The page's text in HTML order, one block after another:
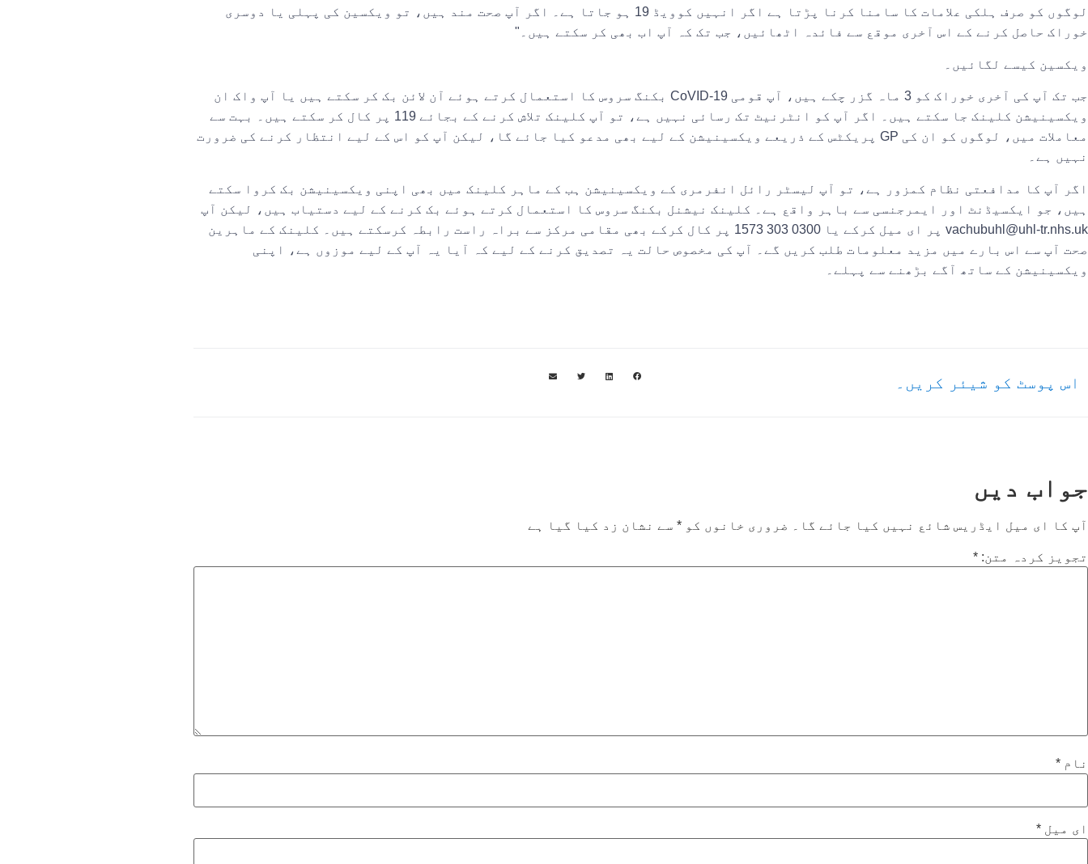
لوگوں کو صرف ہلکی علامات کا سامنا کرنا پڑتا ہے اگر انہیں کوویڈ 19 ہو جاتا ہے۔ اگر آپ صحت مند ہیں، تو ویکسین کی پہلی یا دوسری
خوراک حاصل کرنے کے اس آخری موقع سے فائدہ اٹھائیں، جب تک کہ آپ اب بھی کر سکتے ہیں۔"
ویکسین کیسے لگائیں۔
جب تک آپ کی آخری خوراک کو 3 ماہ گزر چکے ہیں، آپ قومی CoVID-19 بکنگ سروس کا استعمال کرتے ہوئے آن لائن بک کر سکتے ہیں یا آپ واک ان
ویکسینیشن کلینک جا سکتے ہیں۔ اگر آپ کو انٹرنیٹ تک رسائی نہیں ہے، تو آپ کلینک تلاش کرنے کے بجائے 119 پر کال کر سکتے ہیں۔ بہت سے
معاملات میں، لوگوں کو ان کی GP پریکٹس کے ذریعے ویکسینیشن کے لیے بھی مدعو کیا جائے گا، لیکن آپ کو اس کے لیے انتظار کرنے کی ضرورت
نہیں ہے۔
اگر آپ کا مدافعتی نظام کمزور ہے، تو آپ لیسٹر رائل انفرمری کے ویکسینیشن ہب کے ماہر کلینک میں بھی اپنی ویکسینیشن بک کروا سکتے
ہیں، جو ایکسیڈنٹ اور ایمرجنسی سے باہر واقع ہے۔ کلینک نیشنل بکنگ سروس کا استعمال کرتے ہوئے بک کرنے کے لیے دستیاب ہیں، لیکن آپ
vachubuhl@uhl-tr.nhs.uk پر ای میل کرکے یا 0300 303 1573 پر کال کرکے بھی مقامی مرکز سے براہ راست رابطہ کرسکتے ہیں۔ کلینک کے ماہرین
صحت آپ سے اس بارے میں مزید معلومات طلب کریں گے۔ آپ کی مخصوص حالت یہ تصدیق کرنے کے لیے کہ آیا یہ آپ کے لیے موزوں ہے، اپنی
ویکسینیشن کے ساتھ آگے بڑھنے سے پہلے۔
اس پوسٹ کو شیئر کریں۔
جواب دیں
آپ کا ای میل ایڈریس شائع نہیں کیا جائے گا۔ ضروری خانوں کو * سے نشان زد کیا گیا ہے
تجویز کردہ متن: *
نام *
ای میل *